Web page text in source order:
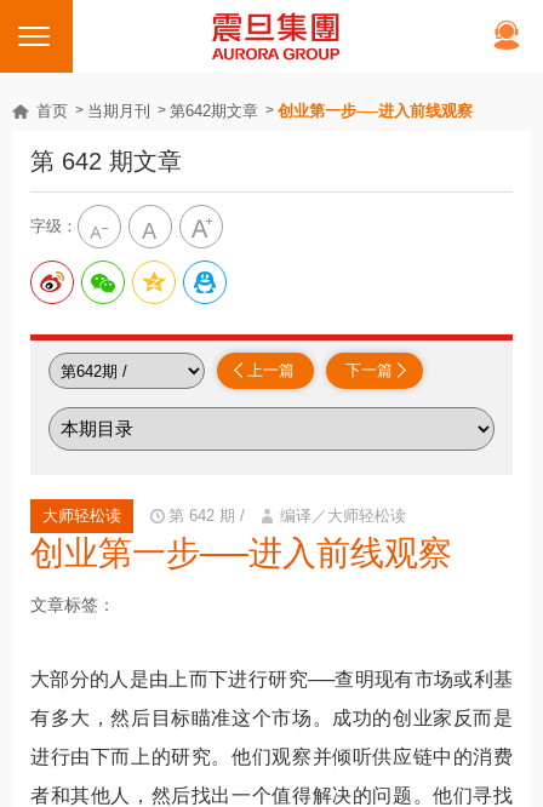
首页 当期月刊 第642期文章 创业第一步──进入前线观察
第 642 期文章
字级：
下一篇
上一篇
大师轻松读 第 642 期 / 编译／大师轻松读
创业第一步──进入前线观察
文章标签
大部分的人是由上而下进行研究──查明现有市场或利基
有多大，然后目标瞄准这个市场。成功的创业家反而是
进行由下而上的研究。他们观察并倾听供应链中的消费
者和其他人，然后找出一个值得解决的问题。他们寻找